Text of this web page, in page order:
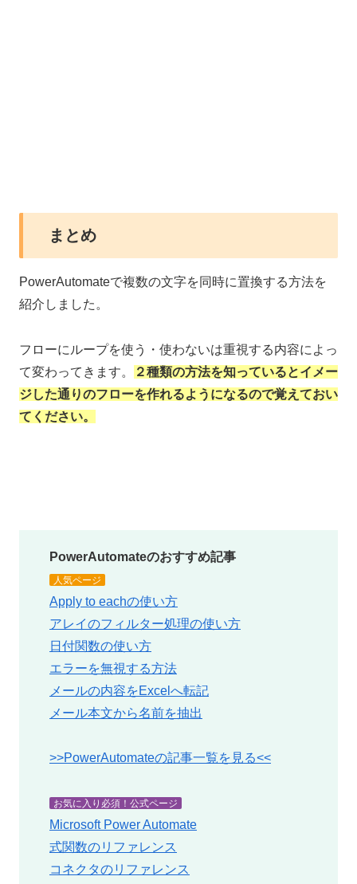
まとめ
PowerAutomateで複数の文字を同時に置換する方法を
紹介しました。
フローにループを使う・使わないは重視する内容によっ
て変わってきます。
２種類の方法を知っているとイメー
ジした通りのフローを作れるようになるので覚えておい
てください。
PowerAutomateのおすすめ記事
人気ページ
Apply to eachの使い方
アレイのフィルター処理の使い方
日付関数の使い方
エラーを無視する方法
メールの内容をExcelへ転記
メール本文から名前を抽出
>>PowerAutomateの記事一覧を見る<<
お気に入り必須！公式ページ
Microsoft Power Automate
式関数のリファレンス
コネクタのリファレンス